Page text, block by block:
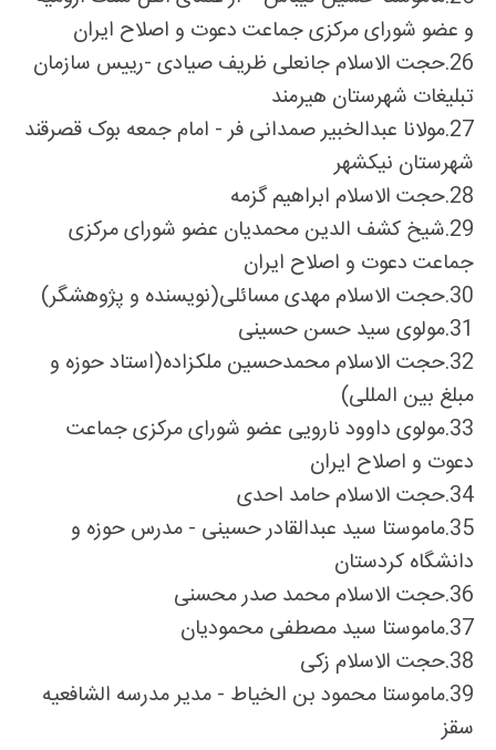
و عضو شورای مرکزی جماعت دعوت و اصلاح ایران
26.حجت الاسلام جانعلی ظریف صیادی -رییس سازمان
تبلیغات شهرستان هیرمند
27.مولانا عبدالخبیر صمدانی فر - امام جمعه بوک قصرقند
شهرستان نیکشهر
28.حجت الاسلام ابراهیم گزمه
29. شیخ کشف الدین محمدیان عضو شورای مرکزی
جماعت دعوت و اصلاح ایران
30.حجت الاسلام مهدی مسائلی(نویسنده و پژوهشگر)
31.مولوی سید حسن حسینی
32.حجت الاسلام محمدحسین ملکزاده(استاد حوزه و
مبلغ بین المللی)
33.مولوی داوود نارویی عضو شورای مرکزی جماعت
دعوت و اصلاح ایران
34.حجت الاسلام حامد احدی
35.ماموستا سید عبدالقادر حسینی - مدرس حوزه و
دانشگاه کردستان
36.حجت الاسلام محمد صدر محسنی
37.ماموستا سید مصطفى محمودیان
38.حجت الاسلام زکی
39.ماموستا محمود بن الخیاط - مدیر مدرسه الشافعیه
سقز